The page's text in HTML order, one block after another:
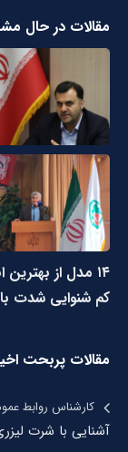
مقالات در حال
۱۴ مدل از
کم شنوایی شدت
مقالات پربحت
کارشناس روابط
آشنایی با شرت